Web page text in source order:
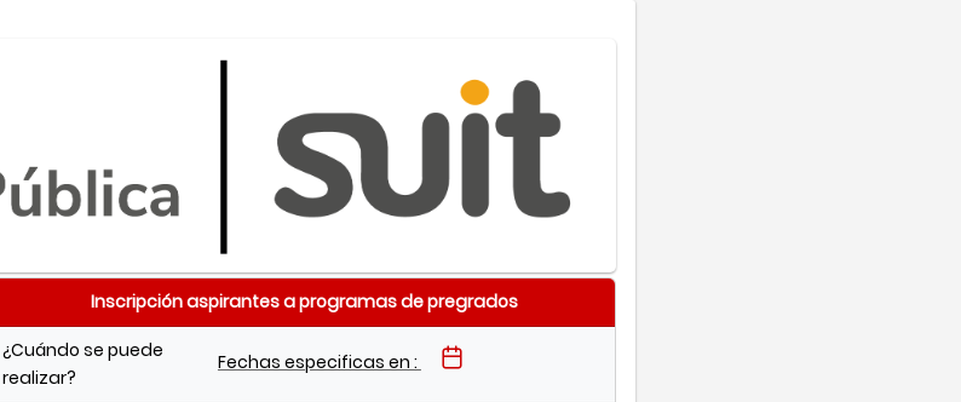
Inscripción aspirantes a programas de pregrados
¿Cuándo se puede
realizar?
Fechas especificas en :